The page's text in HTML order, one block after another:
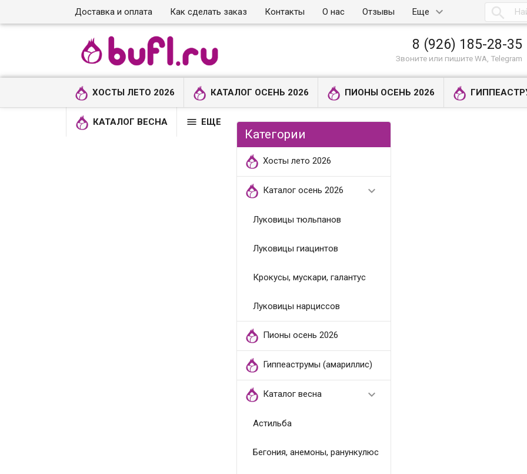
Доставка и оплата Как сделать заказ Контакты О нас Отзывы Еще 
8 (926) 185-28-35
Звоните или пишите WA, Telegram
ХОСТЫ ЛЕТО 2026 КАТАЛОГ ОСЕНЬ 2026 ПИОНЫ ОСЕНЬ 2026
КАТАЛОГ ВЕСНА  ЕЩЕ
Категории
Хосты лето 2026
Каталог осень 2026 
Луковицы тюльпанов
Луковицы гиацинтов
Крокусы, мускари, галантус
Луковицы нарциссов
Пионы осень 2026
Гиппеаструмы (амариллис)
Каталог весна 
Астильба
Бегония, анемоны, ранункулюс